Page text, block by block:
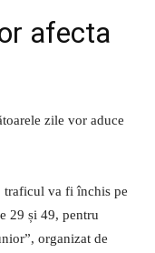
afecta
zile vor aduce
traficul va fi închis pe
29 și 49, pentru
organizat de